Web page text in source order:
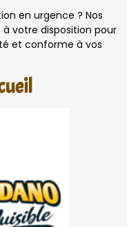
en urgence ? Nos
votre disposition pour
et conforme à vos